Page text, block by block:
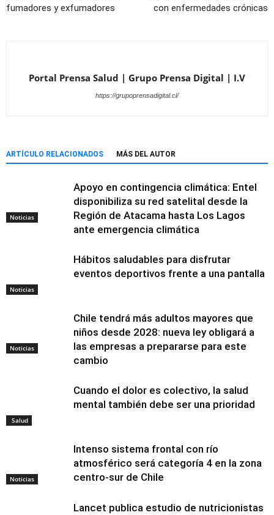
fumadores y exfumadores
con enfermedades crónicas
Portal Prensa Salud | Grupo Prensa Digital | I.V
https://grupoprensadigital.cl/
ARTÍCULO RELACIONADOS MÁS DEL AUTOR
Noticias
Apoyo en contingencia climática: Entel
disponibiliza su red satelital desde la
Región de Atacama hasta Los Lagos
ante emergencia climática
Noticias
Hábitos saludables para disfrutar
eventos deportivos frente a una pantalla
Noticias
Chile tendrá más adultos mayores que
niños desde 2028: nueva ley obligará a
las empresas a prepararse para este
cambio
Salud
Cuando el dolor es colectivo, la salud
mental también debe ser una prioridad
Noticias
Intenso sistema frontal con río
atmosférico será categoría 4 en la zona
centro-sur de Chile
Lancet publica estudio de nutricionistas